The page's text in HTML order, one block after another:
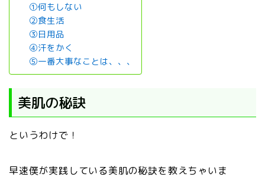
①何もしない
②食生活
③日用品
④汗をかく
⑤一番大事なことは、、、
美肌の秘訣
というわけで！
早速僕が実践している美肌の秘訣を教えちゃいま